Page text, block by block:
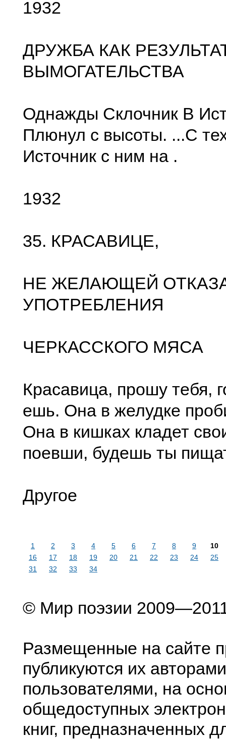
1932
ДРУЖБА КАК
ВЫМОГАТЕЛЬСТВА
Однажды Склочник В
Плюнул с высоты. ...С
Источник с ним на .
1932
35. КРАСАВИЦЕ,
НЕ ЖЕЛАЮЩЕЙ
УПОТРЕБЛЕНИЯ
ЧЕРКАССКОГО МЯСА
Красавица, прошу тебя,
ешь. Она в желудке
Она в кишках кладет
поевши, будешь ты
Другое
1 2 3 4 5 6 7 8 9
10
16
17 18 19 20 21 22 23 24
25
31
32 33 34
© Мир поэзии
Размещенные на сайте
публикуются их
пользователями, на
общедоступных
книг, предназначенных